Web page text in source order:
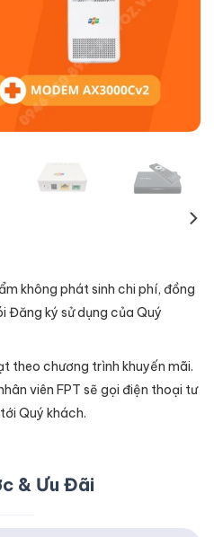
không phát sinh chi phí, đồng
Đăng ký sử dụng của Quý
theo chương trình khuyến mãi.
viên FPT sẽ gọi điện thoại tư
Quý khách.
& Ưu Đãi